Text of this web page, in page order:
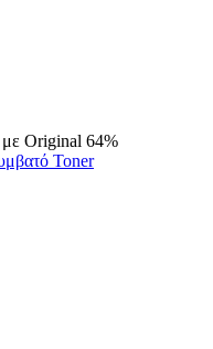
με Original 64%
Toner